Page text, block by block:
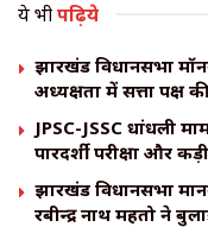
ये भीपढ़िये
झारखंड विधानसभा
अध्यक्षता में सत्ता पक्ष
JPSC-JSSC धांधली
पारदर्शी परीक्षा और
झारखंड विधानसभा
रबीन्द्र नाथ महतो ने